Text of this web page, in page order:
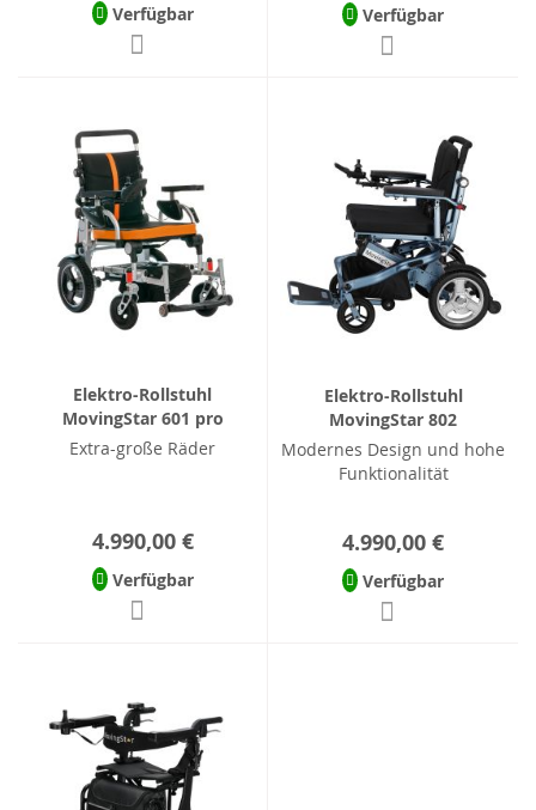
Verfügbar Verfügbar
Elektro-Rollstuhl
MovingStar 601 pro
Extra-große Räder
4.990,00 €
Verfügbar
Elektro-Rollstuhl
MovingStar 802
Modernes Design und hohe
Funktionalität
4.990,00 €
Verfügbar